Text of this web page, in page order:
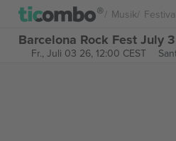
Musik Festival
Barcelona Rock Fest July
Fr., Juli 03 26, 12:00 CEST